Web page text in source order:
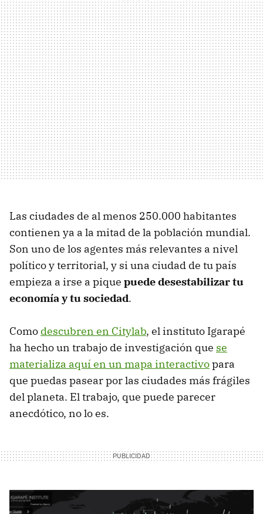
Las ciudades de al menos 250.000 habitantes
contienen ya a la mitad de la población mundial.
Son uno de los agentes más relevantes a nivel
político y territorial, y si una ciudad de tu país
empieza a irse a pique puede desestabilizar tu
economía y tu sociedad.
Como descubren en Citylab, el instituto Igarapé
ha hecho un trabajo de investigación que se
materializa aquí en un mapa interactivopara
que puedas pasear por las ciudades más frágiles
del planeta. El trabajo, que puede parecer
anecdótico, no lo es.